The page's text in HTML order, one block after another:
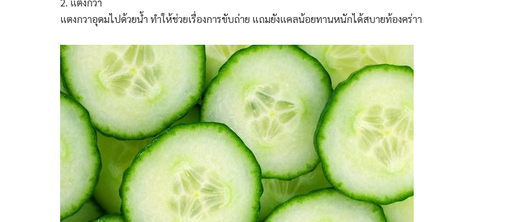
แตงกวาอุดมไปด้วยน้ำ ทำให้ช่วยเรื่องการขับถ่าย แถมยังแคลน้อยทานหนักได้สบายท้องคร่าา